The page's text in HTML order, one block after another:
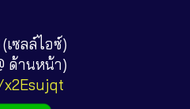
เซลล์ไอซ์)
ด้านหน้า)